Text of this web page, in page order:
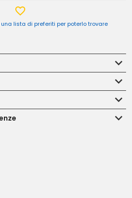
lista di preferiti per poterlo trovare